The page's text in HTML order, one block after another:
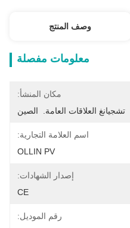
وصف المنتج
معلومات مفصلة
مكان المنشأ:
تشجيانغ العلاقات العامة.  الصين
اسم العلامة التجارية:
OLLIN PV
إصدار الشهادات:
CE
رقم الموديل: